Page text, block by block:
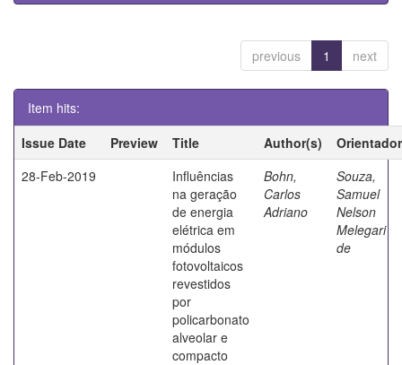
previous 1 next
Item hits:
Issue Date
Preview Title Author(s)
Orientador
28-Feb-2019
Influências
na geração
de energia
elétrica em
módulos
fotovoltaicos
revestidos
por
policarbonato
alveolar e
compacto
Bohn,
Carlos
Adriano
Souza,
Samuel
Nelson
Melegari
de